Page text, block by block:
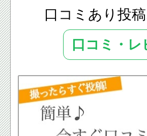
口コミあり投
口コミ・